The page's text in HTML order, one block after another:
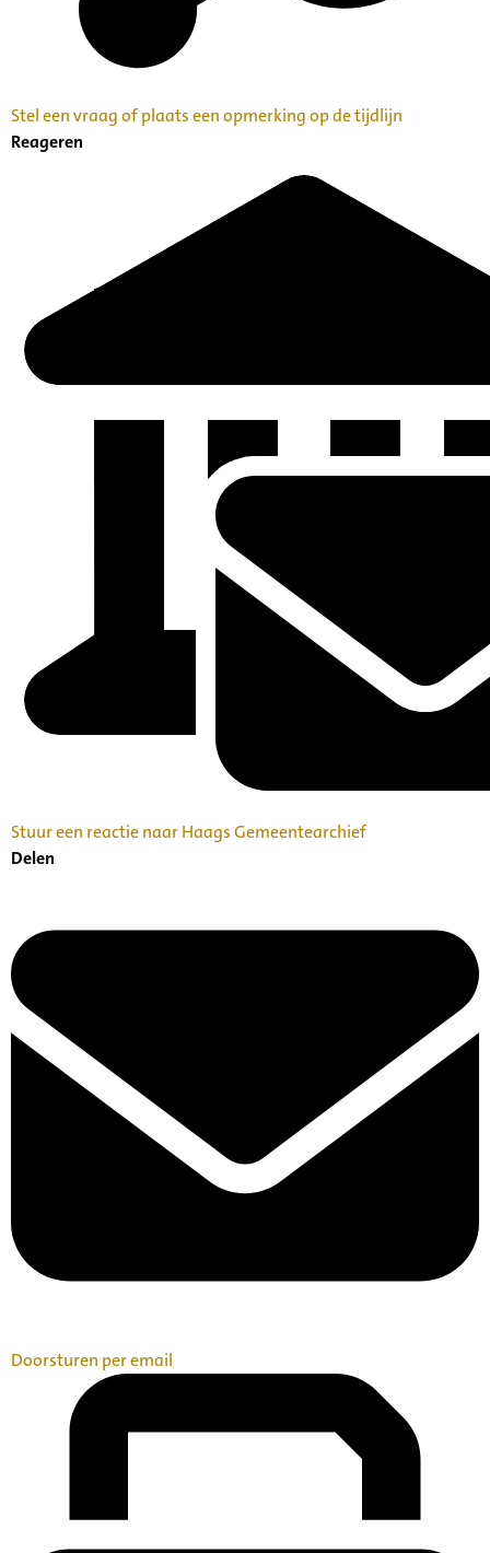
Stel een vraag of plaats een opmerking op de tijdlijn
Reageren
Stuur een reactie naar Haags Gemeentearchief
Delen
Doorsturen per email